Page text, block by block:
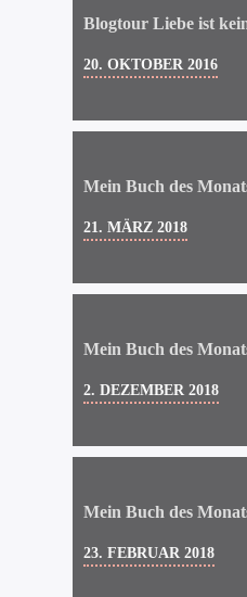
Blogtour Liebe ist
20. OKTOBER 2016
Mein Buch des
21. MÄRZ 2018
Mein Buch des
2. DEZEMBER 2018
Mein Buch des
23. FEBRUAR 2018